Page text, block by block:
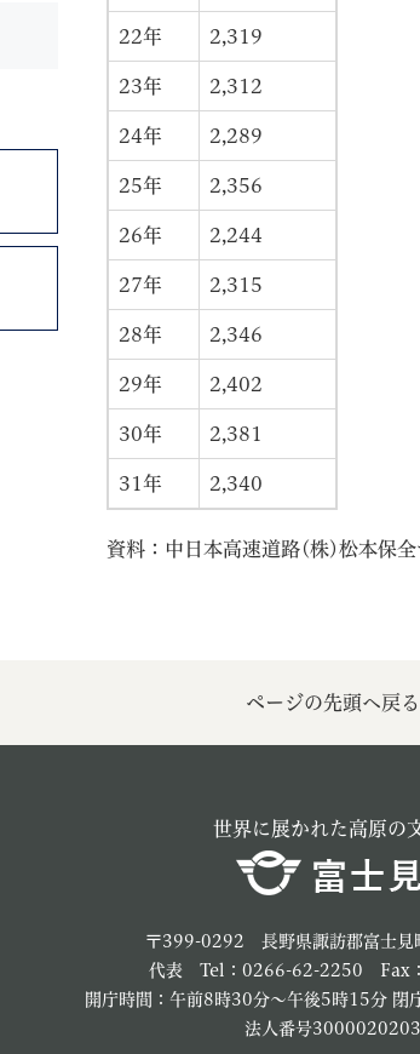
22年 2,319
23年 2,312
24年 2,289
25年 2,356
26年 2,244
27年 2,315
28年 2,346
29年 2,402
30年 2,381
31年 2,340
資料：中日本高速道路(株)松本保全
ページの先頭へ戻る
世界に展かれた高原の
〒399-0292 長野県諏訪郡富士見
代表 Tel：0266-62-2250 Fax
開庁時間：午前8時30分～午後5時15分 閉
法人番号